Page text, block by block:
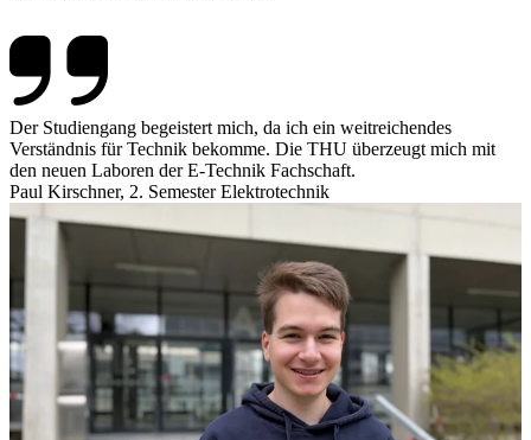
Der Studiengang begeistert mich, da ich ein weitreichendes
Verständnis für Technik bekomme. Die THU überzeugt mich mit
den neuen Laboren der E-Technik Fachschaft.
Paul Kirschner, 2. Semester Elektrotechnik